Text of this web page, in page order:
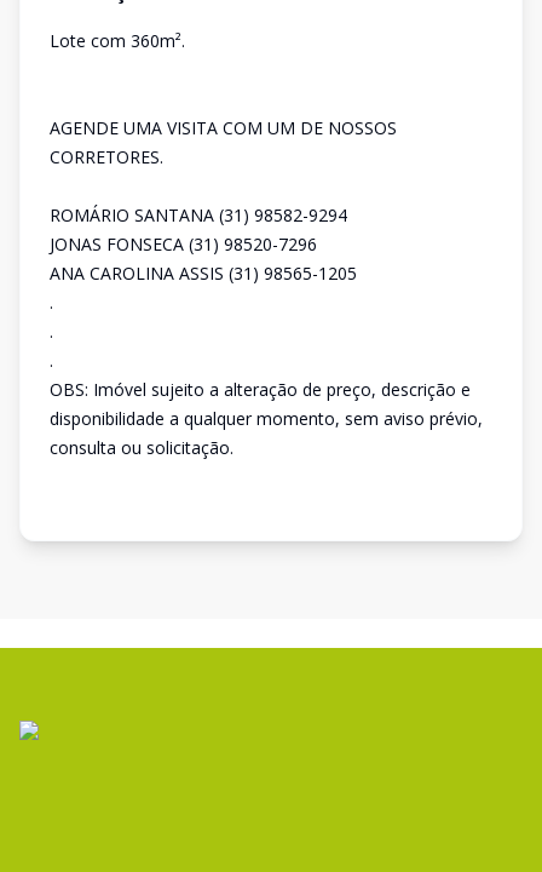
Lote com 360m².
AGENDE UMA VISITA COM UM DE NOSSOS
CORRETORES.
ROMÁRIO SANTANA (31) 98582-9294
JONAS FONSECA (31) 98520-7296
ANA CAROLINA ASSIS (31) 98565-1205
.
.
.
OBS: Imóvel sujeito a alteração de preço, descrição e
disponibilidade a qualquer momento, sem aviso prévio,
consulta ou solicitação.